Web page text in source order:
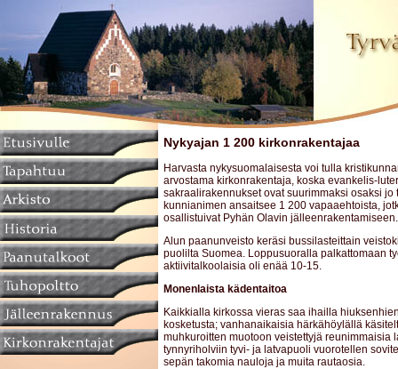
Nykyajan 1 200 kirkonrakentajaa
Harvasta nykysuomalaisesta voi tulla
arvostama kirkonrakentaja, koska evankelis-
sakraalirakennukset ovat suurimmaksi osaksi jo
kunnianimen ansaitsee 1 200 vapaaehtoista,
osallistuivat Pyhän Olavin jälleenrakentamiseen.
Alun paanunveisto keräsi bussilasteittain
puolilta Suomea. Loppusuoralla palkattomaan
aktiivitalkoolaisia oli enää 10-15.
Monenlaista kädentaitoa
Kaikkialla kirkossa vieras saa ihailla
kosketusta; vanhanaikaisia härkähöylällä
muhkuroitten muotoon veistettyjä reunimmaisia
tynnyriholviin tyvi- ja latvapuoli vuorotellen
sepän takomia nauloja ja muita rautaosia.